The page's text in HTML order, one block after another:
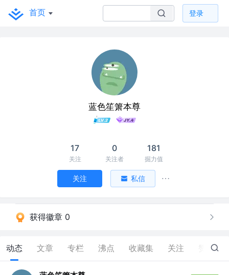
首页 登录
蓝色笙箫本尊
17
关注
0
关注者
181
掘力值
关注 私信
获得徽章 0
动态 文章 专栏 沸点 收藏集 关注 1